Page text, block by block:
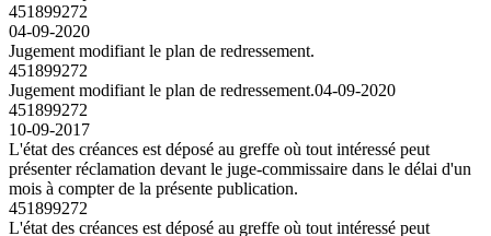
451899272
04-09-2020
Jugement modifiant le plan de redressement.
451899272
Jugement modifiant le plan de redressement.04-09-2020
451899272
10-09-2017
L'état des créances est déposé au greffe où tout intéressé peut
présenter réclamation devant le juge-commissaire dans le délai d'un
mois à compter de la présente publication.
451899272
L'état des créances est déposé au greffe où tout intéressé peut